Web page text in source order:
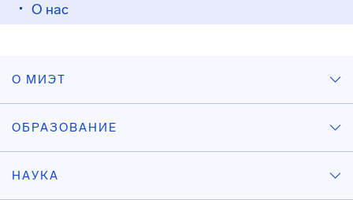
О нас
О МИЭТ
ОБРАЗОВАНИЕ
НАУКА